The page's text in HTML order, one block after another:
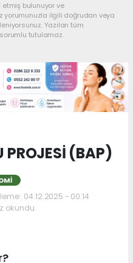
etmiş bulunuyor ve
yorumunuzla ilgili doğrudan veya
Yazılan tüm
tutulamaz.
PROJESİ (BAP)
04.12.2025 - 00:14
okundu.